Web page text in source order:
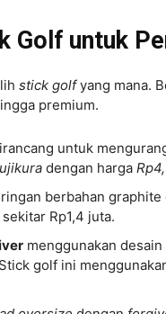
Golf untuk
stick golfyang mana.
premium.
untuk
dengan harga
berbahan
Rp1,4 juta.
menggunakan
golf ini